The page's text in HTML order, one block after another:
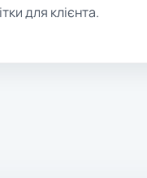
для клієнта.